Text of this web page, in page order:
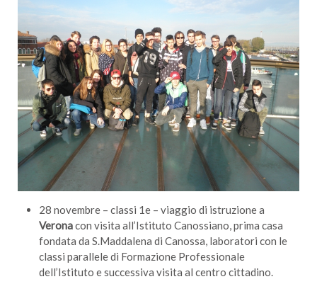
28 novembre – classi 1e – viaggio di istruzione a
Veronacon visita all’Istituto Canossiano, prima casa
fondata da S.Maddalena di Canossa, laboratori con le
classi parallele di Formazione Professionale
dell’Istituto e successiva visita al centro cittadino.